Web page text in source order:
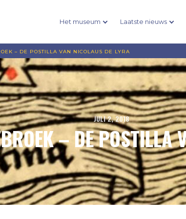
Het museum Laatste nieuws
– DE POSTILLA VAN NICOLAUS DE LYRA
JULI 2, 2018
– DE POSTILLA